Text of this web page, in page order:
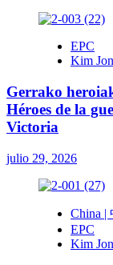
EPC
Kim
Gerrako
Héroes de la
Victoria
julio 29, 2026
China |
EPC
Kim